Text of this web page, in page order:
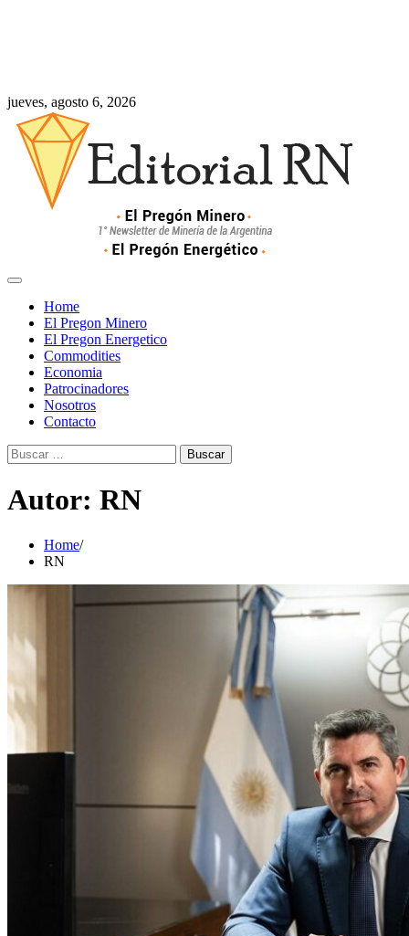
jueves, agosto 6, 2026
Home
El Pregon Minero
El Pregon Energetico
Commodities
Economia
Patrocinadores
Nosotros
Contacto
Buscar:
Autor: RN
Home
RN